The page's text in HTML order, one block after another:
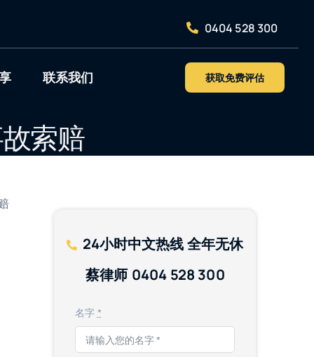
0404 528 300
联系我们 获取免费评估
索赔
24小时中文热线 全年无休
蔡律师 0404 528 300
名字 *